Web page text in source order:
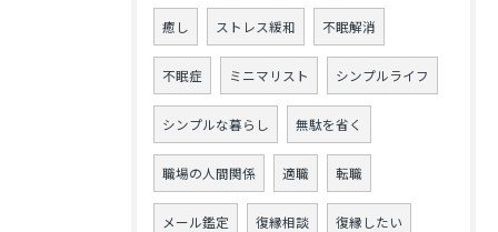
癒し ストレス緩和 不眠解消
不眠症 ミニマリスト シンプルライフ
シンプルな暮らし 無駄を省く
職場の人間関係 適職 転職
メール鑑定 復縁相談 復縁したい